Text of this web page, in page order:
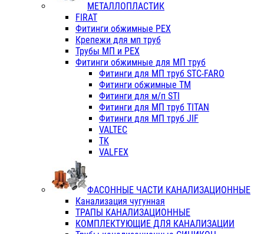
МЕТАЛЛОПЛАСТИК
FIRAT
Фитинги обжимные PEX
Крепежи для мп труб
Трубы МП и PEX
Фитинги обжимные для МП труб
Фитинги для МП труб STC-FARO
Фитинги обжимные ТМ
Фитинги для м/п STI
Фитинги для МП труб TITAN
Фитинги для МП труб JIF
VALTEC
TK
VALFEX
ФАСОННЫЕ ЧАСТИ КАНАЛИЗАЦИОННЫЕ
Канализация чугунная
ТРАПЫ КАНАЛИЗАЦИОННЫЕ
КОМПЛЕКТУЮЩИЕ ДЛЯ КАНАЛИЗАЦИИ